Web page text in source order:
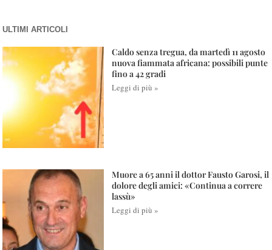
ULTIMI ARTICOLI
Caldo senza tregua, da martedì 11 agosto
nuova fiammata africana: possibili punte
fino a 42 gradi
Leggi di più »
Muore a 65 anni il dottor Fausto Garosi, il
dolore degli amici: «Continua a correre
lassù»
Leggi di più »